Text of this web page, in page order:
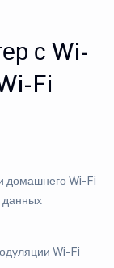
с Wi-
Fi
домашнего Wi-Fi
данных
Wi-Fi